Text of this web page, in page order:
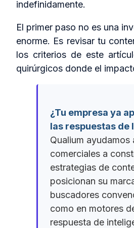
indefinidamente.
El primer paso no es una
enorme. Es revisar tu
los criterios de este
quirúrgicos donde el
¿Tu empresa ya
las respuestas de
Qualium ayudamos
comerciales a
estrategias de
posicionan su
buscadores
como en motores
respuesta de